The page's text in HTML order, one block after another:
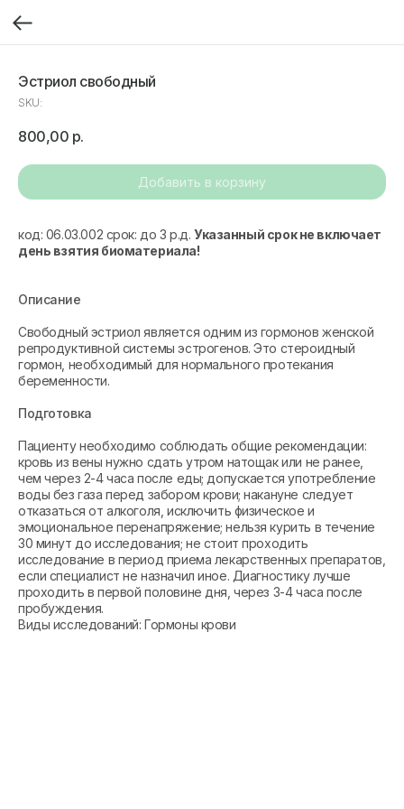
Эстриол свободный
SKU:
800,00 р.
Добавить в корзину
код: 06.03.002 срок: до 3 р.д. Указанный срок не включает
день взятия биоматериала!
Описание
Свободный эстриол является одним из гормонов женской
репродуктивной системы эстрогенов. Это стероидный
гормон, необходимый для нормального протекания
беременности.
Подготовка
Пациенту необходимо соблюдать общие рекомендации:
кровь из вены нужно сдать утром натощак или не ранее,
чем через 2-4 часа после еды; допускается употребление
воды без газа перед забором крови; накануне следует
отказаться от алкоголя, исключить физическое и
эмоциональное перенапряжение; нельзя курить в течение
30 минут до исследования; не стоит проходить
исследование в период приема лекарственных препаратов,
если специалист не назначил иное. Диагностику лучше
проходить в первой половине дня, через 3-4 часа после
пробуждения.
Виды исследований: Гормоны крови